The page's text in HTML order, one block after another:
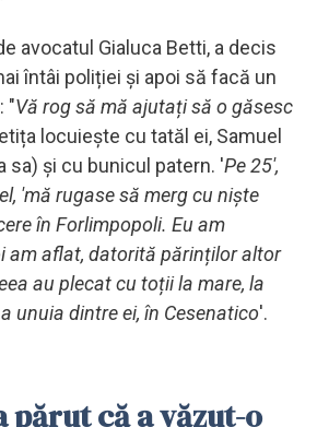
avocatul Gialuca Betti, a decis
întâi poliției și apoi să facă un
"Vă rog să mă ajutați să o găsesc
locuiește cu tatăl ei, Samuel
sa) și cu bunicul patern. 'Pe 25',
'mă rugase să merg cu niște
în Forlimpopoli. Eu am
am aflat, datorită părinților altor
au plecat cu toții la mare, la
unuia dintre ei, în Cesenatico'.
părut că a văzut-o